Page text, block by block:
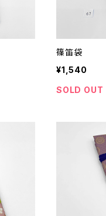
篠笛袋
¥1,540
SOLD OUT